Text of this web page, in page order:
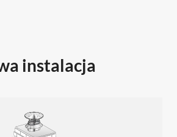
instalacja